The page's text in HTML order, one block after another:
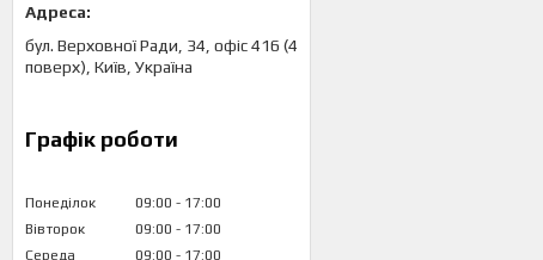
бул. Верховної Ради, 34, офіс 416 (4
поверх), Київ, Україна
Графік роботи
Понеділок 09:00
17:00
Вівторок
09:00
17:00
Середа
09:00 17:00